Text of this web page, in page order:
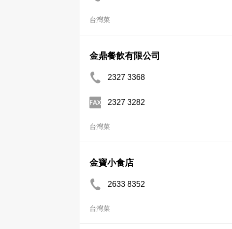
台灣菜
金鼎餐飲有限公司
2327 3368
2327 3282
台灣菜
金寶小食店
2633 8352
台灣菜